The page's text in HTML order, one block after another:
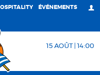
ÉVÉNEMENTS
15 AOÛT | 14:00